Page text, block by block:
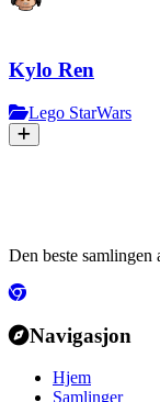
Kylo Ren
Lego StarWars
Den beste
Navigasjon
Hjem
Samlinger